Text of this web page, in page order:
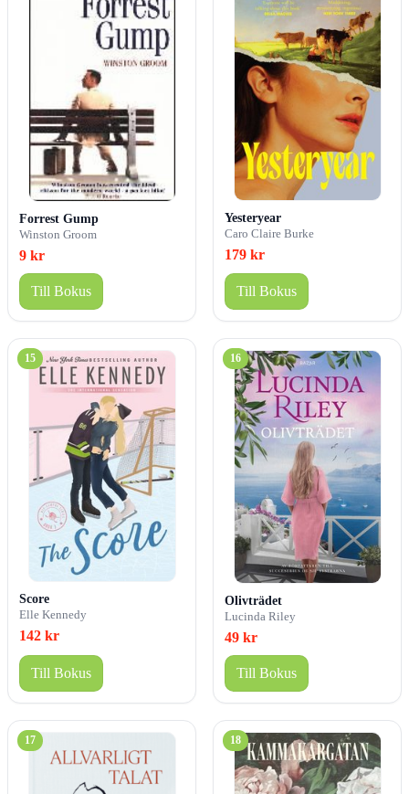
Forrest Gump
Winston Groom
9 kr
Till Bokus
Yesteryear
Caro Claire Burke
179 kr
Till Bokus
15
Score
Elle Kennedy
142 kr
Till Bokus
16
Olivträdet
Lucinda Riley
49 kr
Till Bokus
17 18